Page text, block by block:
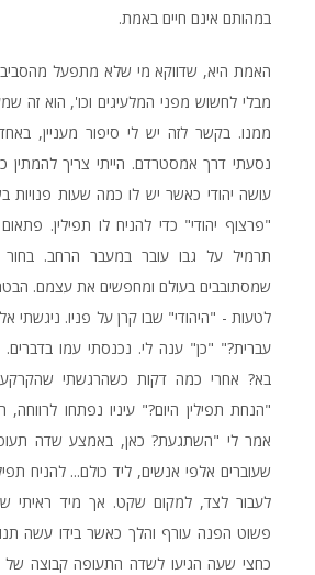
במהותם אינם חיים באמת.
האמת היא, שדווקא מי שלא מתפעל
מבלי לחשוש מפני המלעיגים וכו', הוא זה
ממנו. בקשר לזה יש לי סיפור מעניין,
נסעתי דרך אמסטרדם. הייתי צריך להמתין
עושה יהודי כאשר יש לו כמה שעות
"פרצוף יהודי" כדי להניח לו תפילין.
תרמיל על גבו עובר במעבר הרחב. בחור
שמסתובבים בעולם ומחפשים את עצמם.
לטעות - "היהודי" שבו קרן על פניו. ניגשתי
עברית?" "כן" ענה לי. נכנסתי עמו
בא? אחרי כמה דקות כשהרגשתי
"הנחת תפילין היום?" עיניו נפתחו
אמר לי "השתגעת? כאן, באמצע שדה
שעוברים אלפי אנשים, ליד כולם... להניח
לעבור לצד, למקום שקט. אך מיד ראיתי
פשוט הפנה עורף והלך כאשר בידו עשה
כחצי שעה הגיעו לשדה התעופה קבוצה של